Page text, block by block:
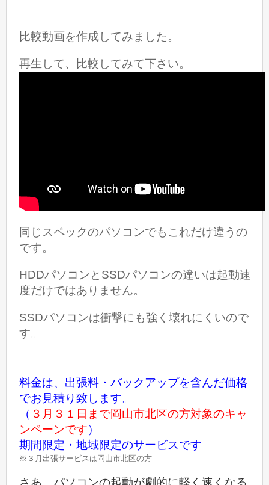
比較動画を作成してみました。
再生して、比較してみて下さい。
同じスペックのパソコンでもこれだけ違うの
です。
HDDパソコンとSSDパソコンの違いは起動速
度だけではありません。
SSDパソコンは衝撃にも強く壊れにくいので
す。
料金は、出張料・バックアップを含んだ価格
でお見積り致します。
（ ３月３１日まで岡山市北区の方対象のキャ
ンペーンです）
期間限定・地域限定のサービスです
※３月出張サービスは岡山市北区の方
さあ、パソコンの起動が劇的に軽く速くなる